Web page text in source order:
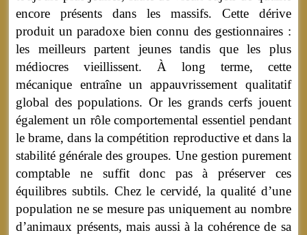
encore présents dans les massifs. Cette dérive
produit un paradoxe bien connu des gestionnaires :
les meilleurs partent jeunes tandis que les plus
médiocres vieillissent. À long terme, cette
mécanique entraîne un appauvrissement qualitatif
global des populations. Or les grands cerfs jouent
également un rôle comportemental essentiel pendant
le brame, dans la compétition reproductive et dans la
stabilité générale des groupes. Une gestion purement
comptable ne suffit donc pas à préserver ces
équilibres subtils. Chez le cervidé, la qualité d’une
population ne se mesure pas uniquement au nombre
d’animaux présents, mais aussi à la cohérence de sa